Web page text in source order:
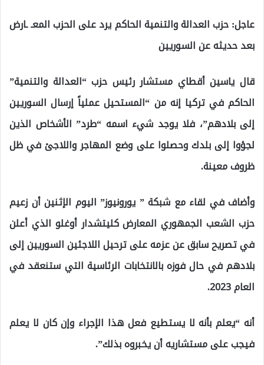
عاجل: حزب العدالة والتنمية الحاكم يرد على الحزب المعـ ـارض
بعد حديثه عن السوريين
قال ياسين أقطاي مستشار رئيس حزب “العدالة والتنمية”
الحاكم في تركيا إنه من “المستحيل عملياً إرسال السوريين
إلى بلادهم”، فلا يوجد شيء اسمه “طرد” الأشخاص الذين
لجؤوا إلى بلدك وحصلوا على وضع المهاجر واللاجئ في ظل
ظروف معينة.
وأضاف في لقاء مع شبكة ” يورونيوز” اليوم الإثنين أن زعيم
حزب الشعب الجمهوري المعارض كليتشدار أوغلو الذي أعلن
في تصريح سابق عن عزمه على ترحيل اللاجئين السوريين إلى
بلادهم في حال فوزه بالانتخابات الرئاسية التي ستنعقد في
العام 2023.
أنه “يعلم بأنه لا يستطيع فعل هذا الإجراء وإن كان لا يعلم
فيجب على مستشاريه أن يخبروه بذلك”.